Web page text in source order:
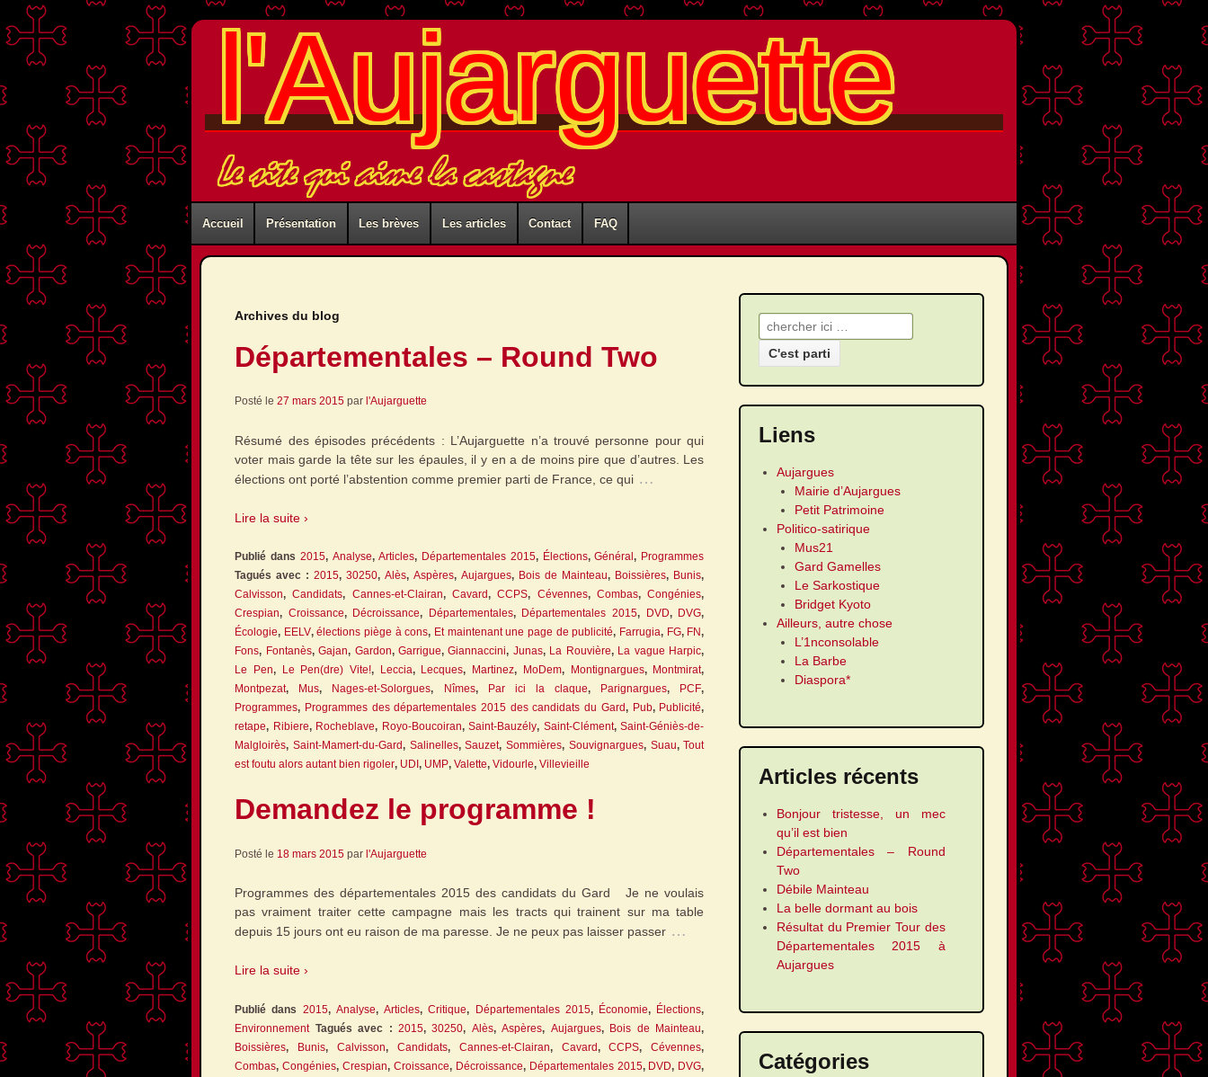
l'Aujarguette
Le site qui aime la castagne
Accueil Présentation Les brèves Les articles Contact FAQ
Archives du blog
Départementales – Round Two
Posté le27 mars 2015 par l'Aujarguette
Résumé des épisodes précédents : L’Aujarguette n’a trouvé personne pour qui
voter mais garde la tête sur les épaules, il y en a de moins pire que d’autres. Les
élections ont porté l’abstention comme premier parti de France, ce qui …
Lire la suite ›
Publié dans 2015, Analyse,Articles, Départementales 2015, Élections,Général, Programmes
Tagués avec :2015,30250,Alès,Aspères,Aujargues, Bois de Mainteau, Boissières, Bunis,
Calvisson,Candidats, Cannes-et-Clairan,Cavard,CCPS, Cévennes, Combas,Congénies,
Crespian, Croissance, Décroissance, Départementales, Départementales 2015, DVD, DVG,
Écologie, EELV,élections piège à cons, Et maintenant une page de publicité, Farrugia, FG, FN,
Fons, Fontanès,Gajan, Gardon, Garrigue,Giannaccini, Junas, La Rouvière, La vague Harpic,
Le Pen, Le Pen(dre) Vite!, Leccia, Lecques, Martinez, MoDem, Montignargues, Montmirat,
Montpezat, Mus, Nages-et-Solorgues, Nîmes, Par ici la claque, Parignargues, PCF,
Programmes, Programmes des départementales 2015 des candidats du Gard, Pub, Publicité,
retape, Ribiere, Rocheblave, Royo-Boucoiran,Saint-Bauzély, Saint-Clément,Saint-Géniès-de-
Malgloirès, Saint-Mamert-du-Gard, Salinelles,Sauzet,Sommières, Souvignargues, Suau,Tout
est foutu alors autant bien rigoler, UDI, UMP,Valette,Vidourle,Villevieille
Demandez le programme !
Posté le 18 mars 2015 parl'Aujarguette
Programmes des départementales 2015 des candidats du Gard Je ne voulais
pas vraiment traiter cette campagne mais les tracts qui trainent sur ma table
depuis 15 jours ont eu raison de ma paresse. Je ne peux pas laisser passer …
Lire la suite ›
Publié dans 2015, Analyse,Articles,Critique, Départementales 2015, Économie, Élections,
EnvironnementTagués avec : 2015,30250, Alès,Aspères, Aujargues, Bois de Mainteau,
Boissières, Bunis, Calvisson, Candidats, Cannes-et-Clairan, Cavard,CCPS,Cévennes,
Combas,Congénies, Crespian, Croissance, Décroissance, Départementales 2015, DVD, DVG,
Recherche pour:
Liens
Aujargues
Mairie d’Aujargues
Petit Patrimoine
Politico-satirique
Mus21
Gard Gamelles
Le Sarkostique
Bridget Kyoto
Ailleurs, autre chose
L’1nconsolable
La Barbe
Diaspora*
Articles récents
Bonjour tristesse, un mec
qu’il est bien
Départementales – Round
Two
Débile Mainteau
La belle dormant au bois
Résultat du Premier Tour des
Départementales 2015 à
Aujargues
Catégories